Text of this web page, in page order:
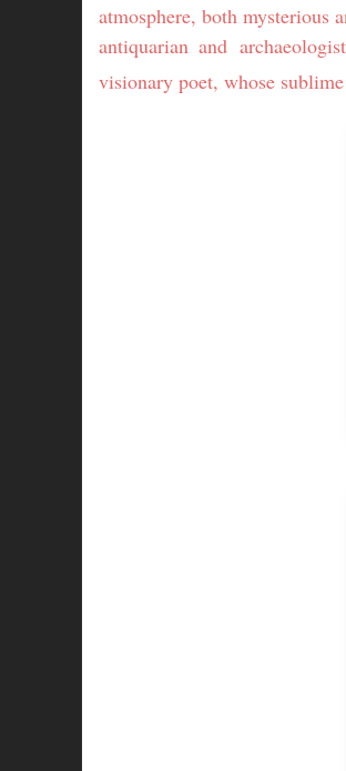
atmosphere, both mysterious
antiquarian and archaeologist
visionary poet, whose